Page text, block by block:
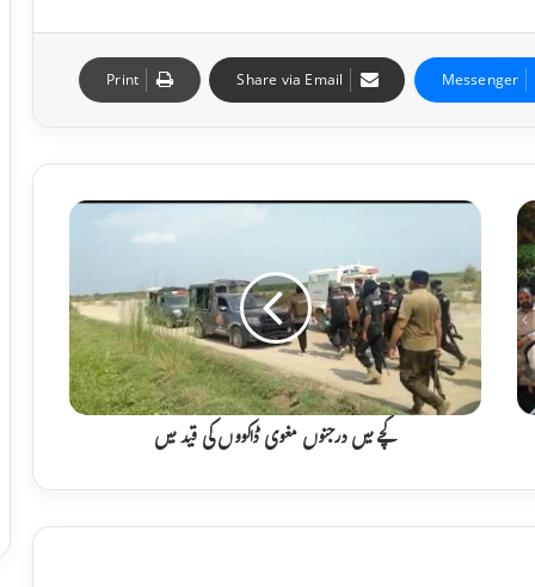
Messenger
Share via Email
Print
ک
ےم
ی
ں
د
ر
ج
ں
م
غ
کچے میں درجنوں مغوی ڈاکووں کی قید میں